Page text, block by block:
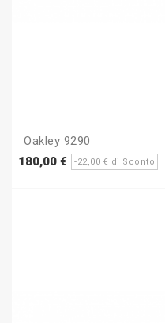
Oakley 9290
180,00 €
Prezzo
base
-22,00 € di Sconto